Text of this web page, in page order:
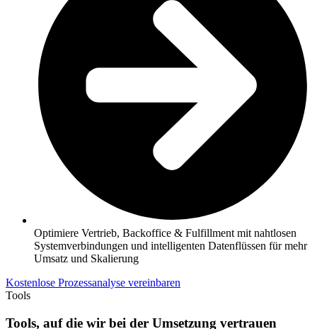
Optimiere Vertrieb, Backoffice & Fulfillment mit nahtlosen
Systemverbindungen und intelligenten Datenflüssen für mehr
Umsatz und Skalierung
Kostenlose Prozessanalyse vereinbaren
Tools
Tools, auf die wir bei der Umsetzung vertrauen